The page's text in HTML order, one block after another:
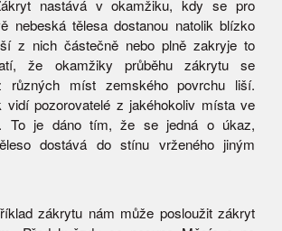
nastává v okamžiku, kdy se pro
nebeská tělesa dostanou natolik blízko
z nich částečně nebo plně zakryje to
že okamžiky průběhu zákrytu se
různých míst zemského povrchu liší.
vidí pozorovatelé z jakéhokoliv místa ve
To je dáno tím, že se jedná o úkaz,
dostává do stínu vrženého jiným
zákrytu nám může posloužit zákryt